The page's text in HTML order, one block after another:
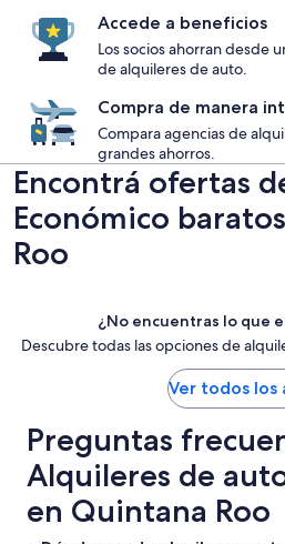
Accede a beneficios
Los socios ahorran desde
de alquileres de auto.
Compra de manera
Compara agencias de
grandes ahorros.
Encontrá ofertas
Económico
Roo
¿No encuentras lo que
Descubre todas las opciones de
Ver todos los
Preguntas
Alquileres de
en Quintana Roo